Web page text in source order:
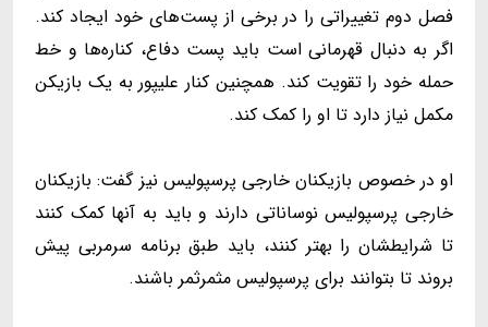
فصل دوم تغییراتی را در برخی از پست‌های خود ایجاد کند.
اگر به دنبال قهرمانی است باید پست دفاع، کناره‌ها و خط
حمله خود را تقویت کند. همچنین کنار علیپور به یک بازیکن
مکمل نیاز دارد تا او را کمک کند.
او در خصوص بازیکنان خارجی پرسپولیس نیز گفت: بازیکنان
خارجی پرسپولیس نوساناتی دارند و باید به آنها کمک کنند
تا شرایطشان را بهتر کنند، باید طبق برنامه سرمربی پیش
بروند تا بتوانند برای پرسپولیس مثمرثمر باشند.